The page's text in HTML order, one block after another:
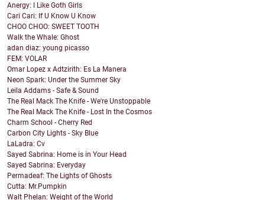
Anergy: I Like Goth Girls
Cari Cari: If U Know U Know
CHOO CHOO: SWEET TOOTH
Walk the Whale: Ghost
adan diaz: young picasso
FEM: VOLAR
Omar Lopez x Adtzirith: Es La Manera
Neon Spark: Under the Summer Sky
Leila Addams - Safe & Sound
The Real Mack The Knife - We're Unstoppable
The Real Mack The Knife - Lost In the Cosmos
Charm School - Cherry Red
Carbon City Lights - Sky Blue
LaLadra: Cv
Sayed Sabrina: Home is in Your Head
Sayed Sabrina: Everyday
Permadeaf: The Lights of Ghosts
Cutta: Mr.Pumpkin
Walt Phelan: Weight of the World